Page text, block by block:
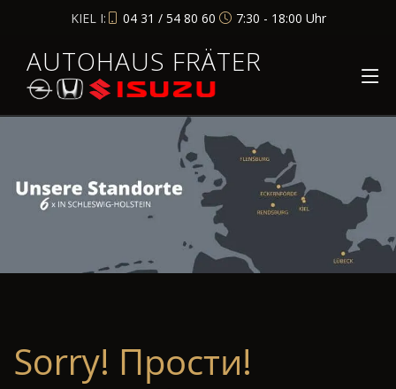
KIEL I: 04 31 / 54 80 60 7:30 - 18:00 Uhr
AUTOHAUS FRÄTER
Sorry! Прости!